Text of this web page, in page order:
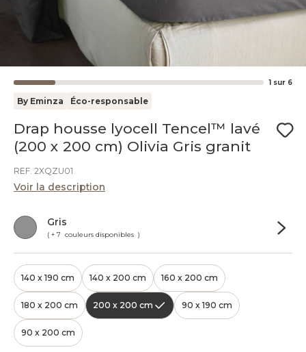
1 sur 6
By Eminza Éco-responsable
Drap housse lyocell Tencel™ lavé
(200 x 200 cm) Olivia Gris granit
REF. 2XQZU01
Voir la description
Gris
( + 7 couleurs disponibles )
140 x 190 cm 140 x 200 cm 160 x 200 cm
180 x 200 cm 200 x 200 cm 90 x 190 cm
90 x 200 cm